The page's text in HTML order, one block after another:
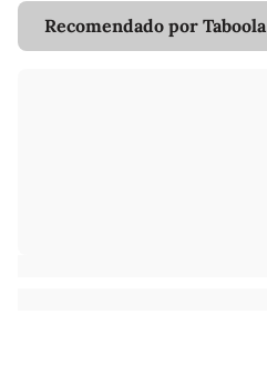
Recomendado por Taboola